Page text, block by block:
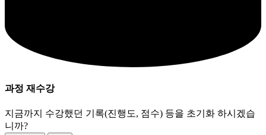
과정 재수강
지금까지 수강했던 기록(진행도, 점수) 등을 초기화 하시겠습
니까?